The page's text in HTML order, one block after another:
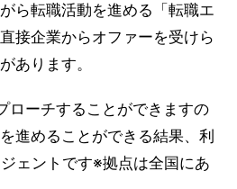
ら転職活動を進める「転職エ
接企業からオファーを受けら
あります。
ローチすることができますの
進めることができる結果、利
ェントです※拠点は全国にあ